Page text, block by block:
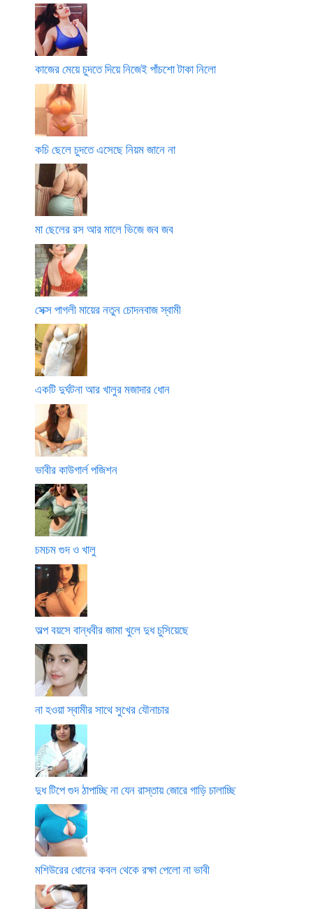
কাজের মেয়ে চুদতে দিয়ে নিজেই পাঁচশো টাকা নিলো
কচি ছেলে চুদতে এসেছে নিয়ম জানে না
মা ছেলের রস আর মালে ভিজে জব জব
সেক্স পাগলী মায়ের নতুন চোদনবাজ স্বামী
একটি দুর্ঘটনা আর খালুর মজাদার ধোন
ভাবীর কাউগার্ল পজিশন
চমচম গুদ ও খালু
অল্প বয়সে বান্ধবীর জামা খুলে দুধ চুসিয়েছে
না হওয়া স্বামীর সাথে সুখের যৌনাচার
দুধ টিপে গুদ ঠাপাচ্ছি না যেন রাস্তায় জোরে গাড়ি চালাচ্ছি
মশিউরের ধোনের কবল থেকে রক্ষা পেলো না ভাবী